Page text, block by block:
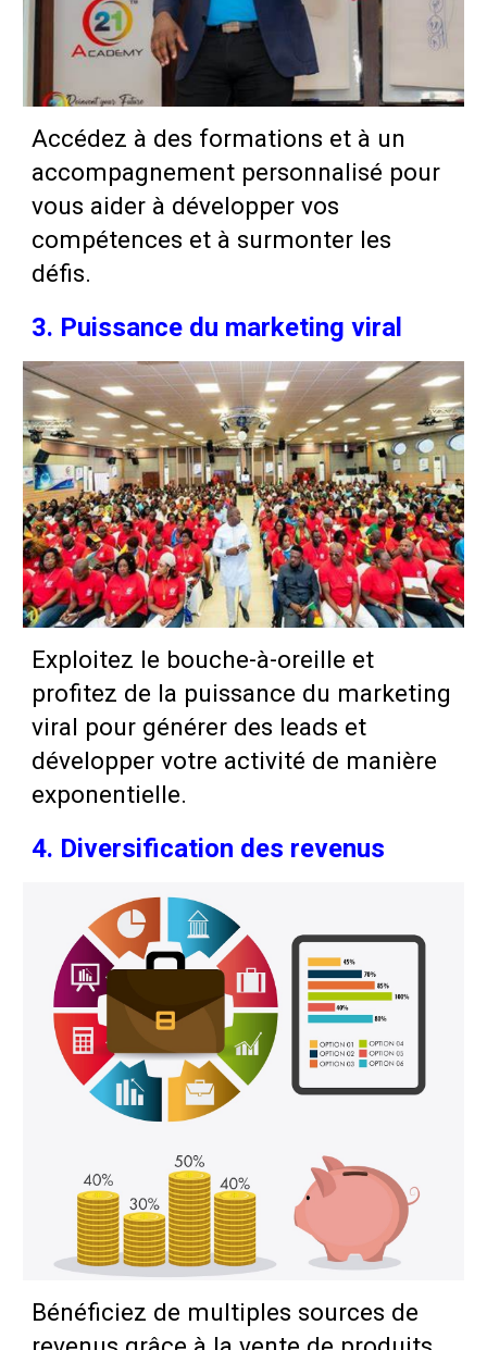
Accédez à des formations et à un
accompagnement personnalisé pour
vous aider à développer vos
compétences et à surmonter les
défis.
3. Puissance du marketing viral
Exploitez le bouche-à-oreille et
profitez de la puissance du marketing
viral pour générer des leads et
développer votre activité de manière
exponentielle.
4. Diversification des revenus
Bénéficiez de multiples sources de